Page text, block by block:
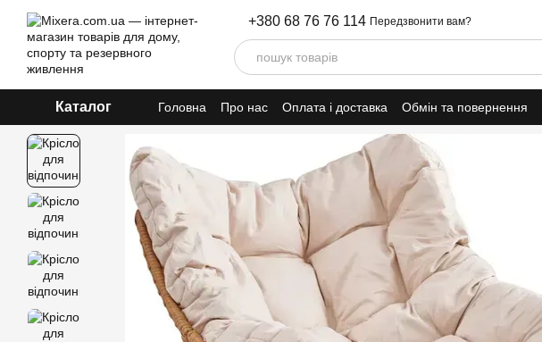
Перейти до основного контенту +380 68 76 76 114 Передзвонити вам?
Каталог Головна Про нас Оплата і доставка Обмін та повернення